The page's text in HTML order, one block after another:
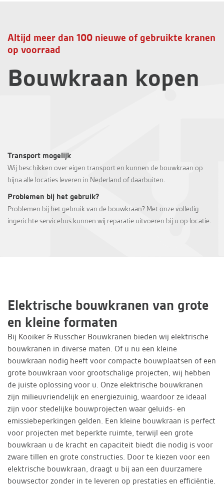
Altijd meer dan 100 nieuwe of gebruikte kranen
op voorraad
Bouwkraan kopen
Transport mogelijk
Wij beschikken over eigen transport en kunnen de bouwkraan op
bijna alle locaties leveren in Nederland of daarbuiten.
Problemen bij het gebruik?
Problemen bij het gebruik van de bouwkraan? Met onze volledig
ingerichte servicebus kunnen wij reparatie uitvoeren bij u op locatie.
Elektrische bouwkranen van grote
en kleine formaten
Bij Kooiker & Russcher Bouwkranen bieden wij elektrische
bouwkranen in diverse maten. Of u nu een kleine
bouwkraan nodig heeft voor compacte bouwplaatsen of een
grote bouwkraan voor grootschalige projecten, wij hebben
de juiste oplossing voor u. Onze elektrische bouwkranen
zijn milieuvriendelijk en energiezuinig, waardoor ze ideaal
zijn voor stedelijke bouwprojecten waar geluids- en
emissiebeperkingen gelden. Een kleine bouwkraan is perfect
voor projecten met beperkte ruimte, terwijl een grote
bouwkraan u de kracht en capaciteit biedt die nodig is voor
zware tillen en grote constructies. Door te kiezen voor een
elektrische bouwkraan, draagt u bij aan een duurzamere
bouwsector zonder in te leveren op prestaties en efficiëntie.